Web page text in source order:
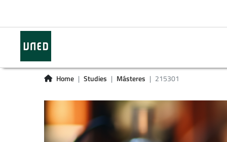
Home Studies Másteres 215301